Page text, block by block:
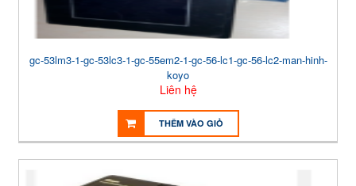
gc-53lm3-1-gc-53lc3-1-gc-55em2-1-gc-56-lc1-gc-56-lc2-man-hinh-
koyo
Liên hệ
THÊM VÀO GIỎ